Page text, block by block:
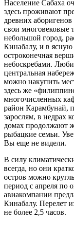
Население Сабаха
здесь проживают
древних
свои многовековые
небольшой город,
Кинабалу, и в ясную
остроконечная
небоскребами.
центральная
можно накупить
здесь же
многочисленных
район Карамбунай,
зарослям, в недрах
домах продолжают
рыбацкие семьи.
Вы еще не видели.
В силу
всегда, но они
остров можно
период с апреля по
авиакомпании
Кинабалу. Перелет
не более 2,5 часов.